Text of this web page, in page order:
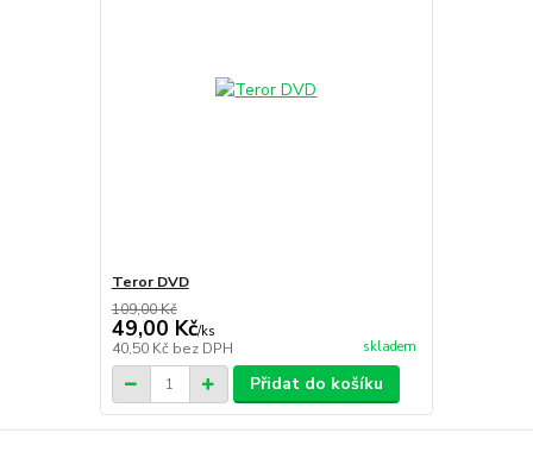
Teror DVD
109,00 Kč
49,00 Kč/ks
40,50 Kč bez DPH skladem
Přidat do košíku